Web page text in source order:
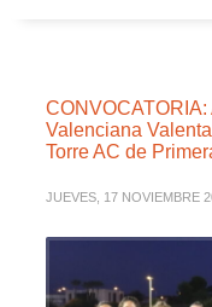
Valenciana
Torre AC de
JUEVES, 17 NOVIEMBRE